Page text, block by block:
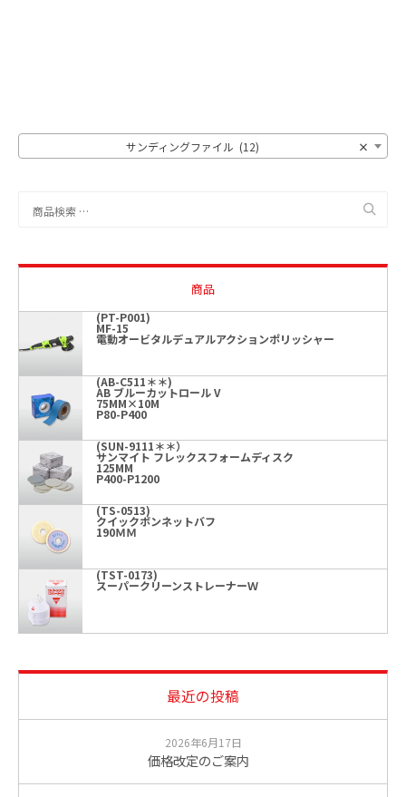
×
サンディングファイル (12)
商品
(PT-P001)
MF-15
電動オービタルデュアルアクションポリッシャー
(AB-C511＊＊)
AB ブルーカットロール V
75MM×10M
P80-P400
(SUN-9111＊＊）
サンマイト フレックスフォームディスク
125MM
P400-P1200
(TS-0513)
クイックボンネットバフ
190ＭＭ
(TST-0173)
スーパークリーンストレーナーＷ
最近の投稿
価格改定のご案内
2026年6月17日